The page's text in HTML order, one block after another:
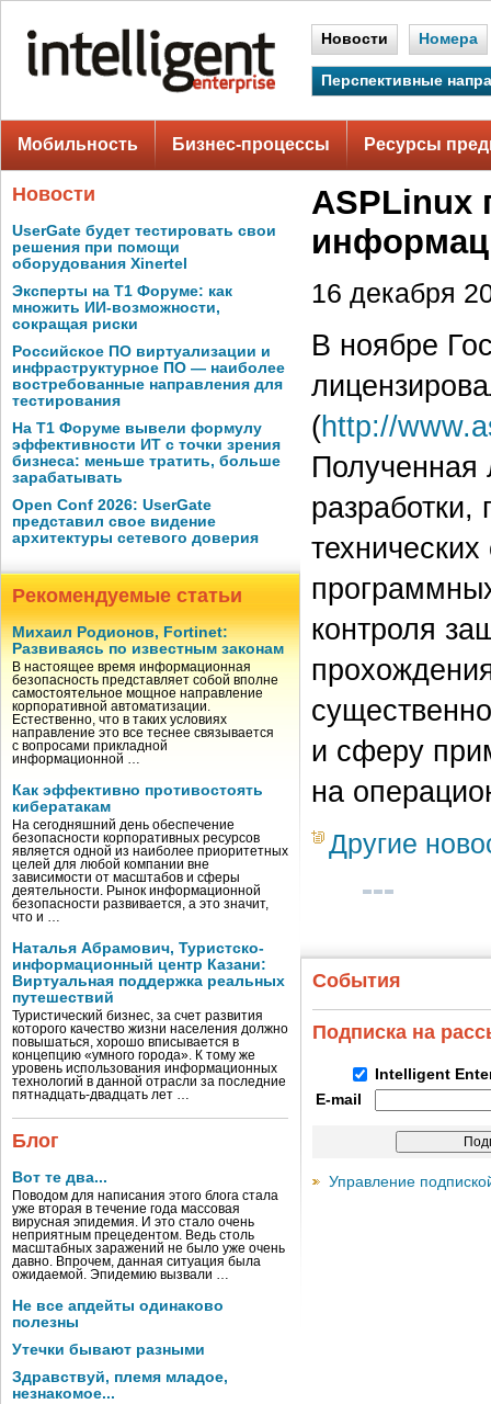
Новости Номера
Перспективные
Мобильность Бизнес-процессы Ресурсы
Новости
UserGate будет тестировать свои
решения при помощи
оборудования Xinertel
Эксперты на Т1 Форуме: как
множить ИИ-возможности,
сокращая риски
Российское ПО виртуализации и
инфраструктурное ПО — наиболее
востребованные направления для
тестирования
На Т1 Форуме вывели формулу
эффективности ИТ с точки зрения
бизнеса: меньше тратить, больше
зарабатывать
Open Conf 2026: UserGate
представил свое видение
архитектуры сетевого доверия
Рекомендуемые статьи
Михаил Родионов, Fortinet:
Развиваясь по известным законам
В настоящее время информационная
безопасность представляет собой вполне
самостоятельное мощное направление
корпоративной автоматизации.
Естественно, что в таких условиях
направление это все теснее связывается
с вопросами прикладной
информационной …
Как эффективно противостоять
кибератакам
На сегодняшний день обеспечение
безопасности корпоративных ресурсов
является одной из наиболее приоритетных
целей для любой компании вне
зависимости от масштабов и сферы
деятельности. Рынок информационной
безопасности развивается, а это значит,
что и …
Наталья Абрамович, Туристско-
информационный центр Казани:
Виртуальная поддержка реальных
путешествий
Туристический бизнес, за счет развития
которого качество жизни населения должно
повышаться, хорошо вписывается в
концепцию «умного города». К тому же
уровень использования информационных
технологий в данной отрасли за последние
пятнадцать-двадцать лет …
Блог
Вот те два...
Поводом для написания этого блога стала
уже вторая в течение года массовая
вирусная эпидемия. И это стало очень
неприятным прецедентом. Ведь столь
масштабных заражений не было уже очень
давно. Впрочем, данная ситуация была
ожидаемой. Эпидемию вызвали …
Не все апдейты одинаково
полезны
Утечки бывают разными
Здравствуй, племя младое,
незнакомое...
ASPLinux
16 декабря
В ноябре
(http://
Полученная
разработки,
контроля
и сферу
на
Другие
События
Подписка на
Intelligent
E-mail
Управление